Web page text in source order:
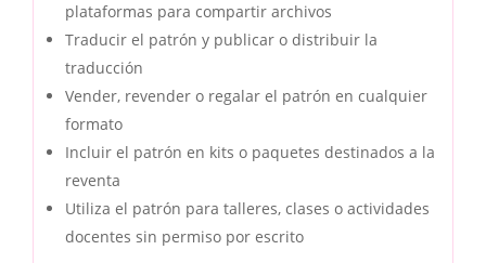
plataformas para compartir archivos
Traducir el patrón y publicar o distribuir la
traducción
Vender, revender o regalar el patrón en cualquier
formato
Incluir el patrón en kits o paquetes destinados a la
reventa
Utiliza el patrón para talleres, clases o actividades
docentes sin permiso por escrito